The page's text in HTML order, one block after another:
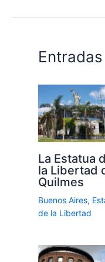
La Estatua
la Libertad
Quilmes
Buenos Aires,
de la Libertad